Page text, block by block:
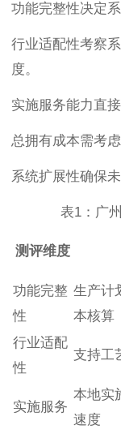
功能完整性决定
行业适配性考察
度。
实施服务能力直
总拥有成本需考
系统扩展性确保
表1：广
测评维度
功能完整
性
生产计
本核算
行业适配
性
支持工
实施服务
本地实
速度